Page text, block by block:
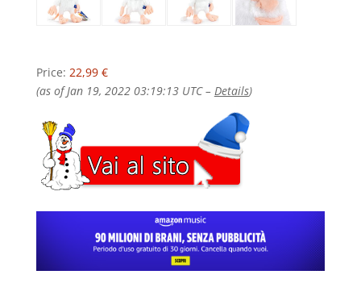
Price: 22,99 €
(as of Jan 19, 2022 03:19:13 UTC – Details)